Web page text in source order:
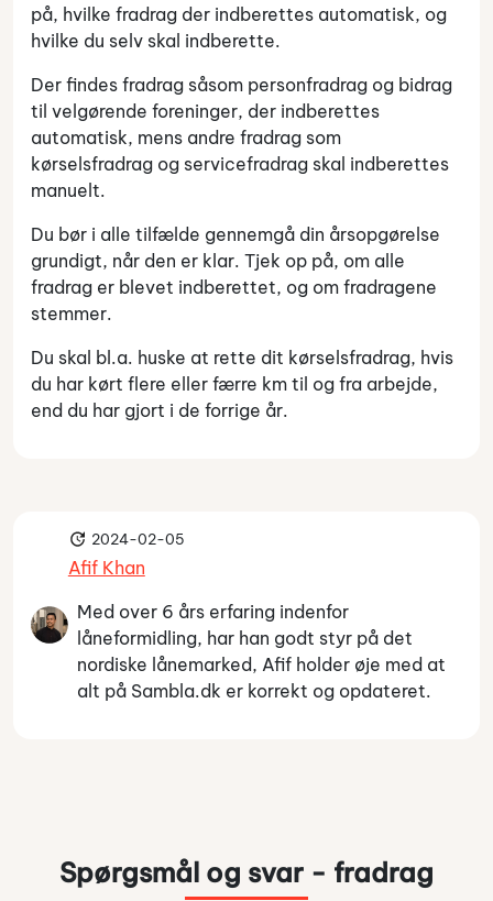
på, hvilke fradrag der indberettes automatisk, og
hvilke du selv skal indberette.
Der findes fradrag såsom personfradrag og bidrag
til velgørende foreninger, der indberettes
automatisk, mens andre fradrag som
kørselsfradrag og servicefradrag skal indberettes
manuelt.
Du bør i alle tilfælde gennemgå din årsopgørelse
grundigt, når den er klar. Tjek op på, om alle
fradrag er blevet indberettet, og om fradragene
stemmer.
Du skal bl.a. huske at rette dit kørselsfradrag, hvis
du har kørt flere eller færre km til og fra arbejde,
end du har gjort i de forrige år.
2024-02-05
Afif Khan
Med over 6 års erfaring indenfor
låneformidling, har han godt styr på det
nordiske lånemarked, Afif holder øje med at
alt på Sambla.dk er korrekt og opdateret.
Spørgsmål og svar - fradrag